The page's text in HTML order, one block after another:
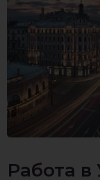
Работа в